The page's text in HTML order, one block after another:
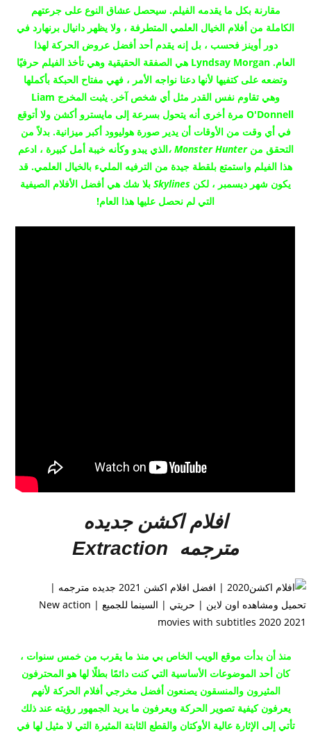
مقارنة بكل ما يقدمه الفيلم.سيحصل عشاق النوع على جرعتهم
الكاملة من أفلام الخيال العلمي المتطرفة ، ولا يظهر دانيال برنهارد في
دور أوينز فحسب ، بل إنه يقدم أحد أفضل عروض الحركة لهذا
العام.
Lyndsay Morgan هي الصفقة الحقيقية وهي تأخذ الفيلم حرفيًا
وتضعه على كتفيها لأنها دعنا نواجه الأمر ، فهي مفتاح الحبكة بأكملها
وهي تقاوم نفس القدر مثل أي شخص آخر.
يثبت المخرج Liam
O'Donnell مرة أخرى أنه يتحول بسرعة إلى مايسترو أكشن ولا أتوقع
في أي وقت من الأوقات أن يدير صورة هوليوود أكبر ميزانية.بدلاً من
التحقق منMonster Hunter ، الذي يبدو وكأنه خيبة أمل كبيرة ، ادعم
هذا الفيلم واستمتع بلقطة جيدة من الترفيه المليء بالخيال العلمي. قد
يكون شهر ديسمبر ، لكن Skylines بلا شك هي أفضل الأفلام الصيفية
التي لم نحصل عليها هذا العام!
افلام اكشن جديده
مترجمه
Extraction
منذ أن بدأت موقع الويب الخاص بي منذ ما يقرب من خمس سنوات ،
كان أحد الموضوعات الأساسية التي كنت دائمًا بطلًا لها هو المحترفون
المثيرون والمنسقون يصنعون أفضل مخرجي أفلام الحركة لأنهم
يعرفون كيفية تصوير الحركة ويعرفون ما يريد الجمهور رؤيته عند ذلك
تأتي إلى الإثارة عالية الأوكتان والقطع الثابتة المثيرة التي لا مثيل لها في